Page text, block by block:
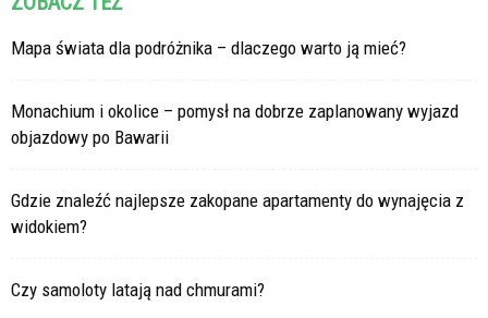
Mapa świata dla podróżnika – dlaczego warto ją mieć?
Monachium i okolice – pomysł na dobrze zaplanowany wyjazd
objazdowy po Bawarii
Gdzie znaleźć najlepsze zakopane apartamenty do wynajęcia z
widokiem?
Czy samoloty latają nad chmurami?